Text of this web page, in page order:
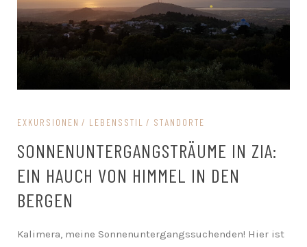
EXKURSIONEN LEBENSSTIL STANDORTE
SONNENUNTERGANGSTRÄUME IN ZIA:
EIN HAUCH VON HIMMEL IN DEN
BERGEN
Kalimera, meine Sonnenuntergangssuchenden! Hier ist